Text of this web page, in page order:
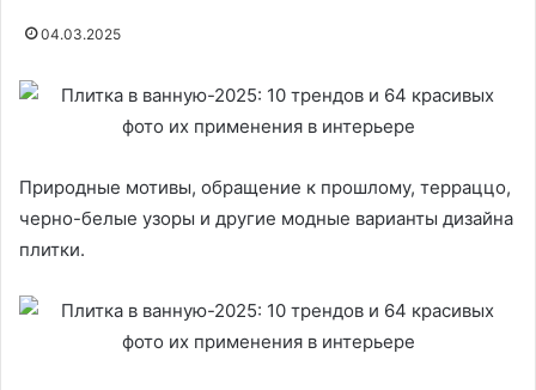
04.03.2025
Природные мотивы, обращение к прошлому, терраццо,
черно-белые узоры и другие модные варианты дизайна
плитки.